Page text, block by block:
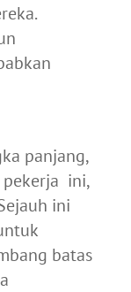
panjang,
pekerja ini,
ini
batas